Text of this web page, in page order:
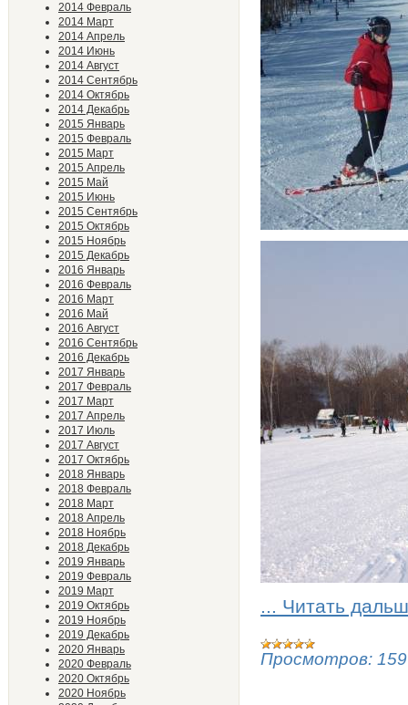
2014 Февраль
2014 Март
2014 Апрель
2014 Июнь
2014 Август
2014 Сентябрь
2014 Октябрь
2014 Декабрь
2015 Январь
2015 Февраль
2015 Март
2015 Апрель
2015 Май
2015 Июнь
2015 Сентябрь
2015 Октябрь
2015 Ноябрь
2015 Декабрь
2016 Январь
2016 Февраль
2016 Март
2016 Май
2016 Август
2016 Сентябрь
2016 Декабрь
2017 Январь
2017 Февраль
2017 Март
2017 Апрель
2017 Июль
2017 Август
2017 Октябрь
2018 Январь
2018 Февраль
2018 Март
2018 Апрель
2018 Ноябрь
2018 Декабрь
2019 Январь
2019 Февраль
2019 Март
2019 Октябрь
2019 Ноябрь
2019 Декабрь
2020 Январь
2020 Февраль
2020 Октябрь
2020 Ноябрь
... Читать
Просмотров: